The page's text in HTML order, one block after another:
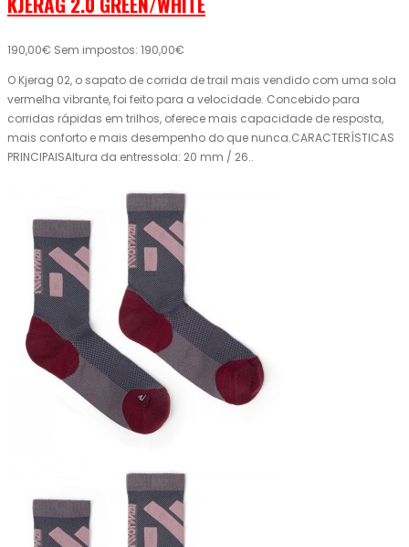
190,00€ Sem impostos: 190,00€
O Kjerag 02, o sapato de corrida de trail mais vendido com uma sola
vermelha vibrante, foi feito para a velocidade. Concebido para
corridas rápidas em trilhos, oferece mais capacidade de resposta,
mais conforto e mais desempenho do que nunca.CARACTERÍSTICAS
PRINCIPAISAltura da entressola: 20 mm / 26..